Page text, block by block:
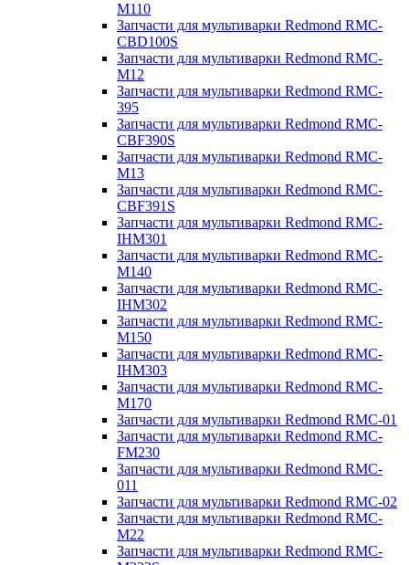
M110
Запчасти для мультиварки Redmond RMC-
CBD100S
Запчасти для мультиварки Redmond RMC-
M12
Запчасти для мультиварки Redmond RMC-
395
Запчасти для мультиварки Redmond RMC-
CBF390S
Запчасти для мультиварки Redmond RMC-
M13
Запчасти для мультиварки Redmond RMC-
CBF391S
Запчасти для мультиварки Redmond RMC-
IHM301
Запчасти для мультиварки Redmond RMC-
M140
Запчасти для мультиварки Redmond RMC-
IHM302
Запчасти для мультиварки Redmond RMC-
M150
Запчасти для мультиварки Redmond RMC-
IHM303
Запчасти для мультиварки Redmond RMC-
M170
Запчасти для мультиварки Redmond RMC-01
Запчасти для мультиварки Redmond RMC-
FM230
Запчасти для мультиварки Redmond RMC-
011
Запчасти для мультиварки Redmond RMC-02
Запчасти для мультиварки Redmond RMC-
M22
Запчасти для мультиварки Redmond RMC-